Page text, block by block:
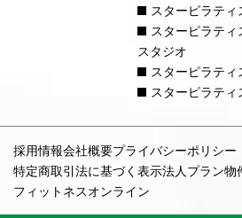
スターピラテ
スターピラテ
スタジオ
スターピラテ
スターピラテ
採用情報会社概要プライバシーポリシー
特定商取引法に基づく表示法人プラン物
フィットネスオンライン